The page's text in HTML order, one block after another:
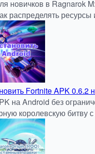
новичков в Ragnarok
распределять ресурсы
Fortnite APK 0.6.2
на Android без
королевскую битву с
обновлениями.
файл только на